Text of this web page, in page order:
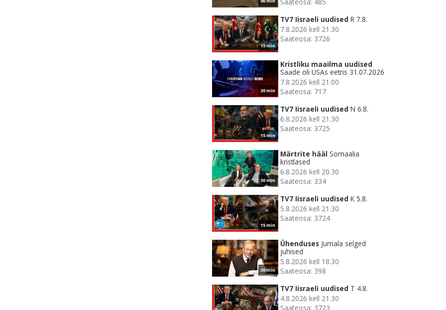
15 min
TV7 Iisraeli uudised R 7.8.
7.8.2026 kell 21.30
Saateosa: 3726
30 min
Kristliku maailma uudised
Saade oli USAs eetris 31.07.2026
7.8.2026 kell 21.00
Saateosa: 717
15 min
TV7 Iisraeli uudised N 6.8.
6.8.2026 kell 21.30
Saateosa: 3725
30 min
Märtrite hääl Somaalia
kristlased
6.8.2026 kell 20.30
Saateosa: 334
15 min
TV7 Iisraeli uudised K 5.8.
5.8.2026 kell 21.30
Saateosa: 3724
30 min
Ühenduses Jumala selged
juhised
5.8.2026 kell 18.30
Saateosa: 398
TV7 Iisraeli uudised T 4.8.
4.8.2026 kell 21.30
Saateosa: 3723